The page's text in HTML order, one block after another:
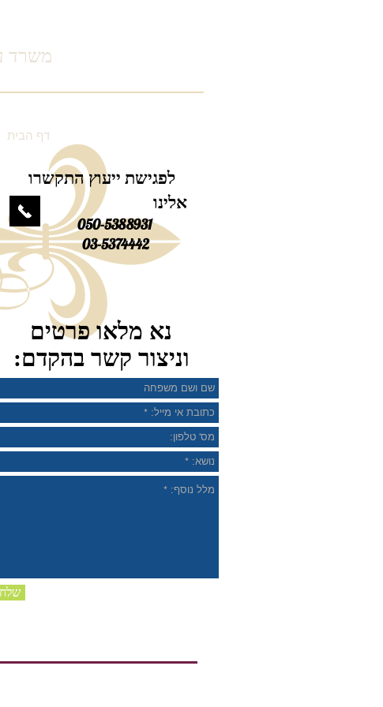
משרד
דף הבית
לפגישת ייעוץ התקשרו
אלינו
050-5388931
03-5374442
נא מלאו פרטים
וניצור קשר בהקדם:
שלח